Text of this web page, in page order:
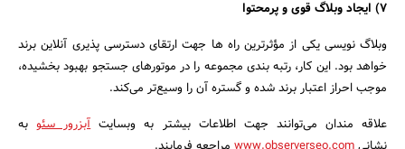
7) ایجاد وبلاگ قوی و پرمحتوا
وبلاگ­ نویسی یکی از مؤثرترین را­ه ها جهت ارتقای دسترسی ­پذیری آنلاین برند
خواهد بود. این کار، رتبه ­بندی مجموعه را در موتورهای جست­جو بهبود بخشیده،
موجب احراز اعتبار برند شده و گستره آن را وسیع‌تر می‌کند.
علاقه مندان می‌توانند جهت اطلاعات بیشتر به وبسایتآبزرور سئوبه